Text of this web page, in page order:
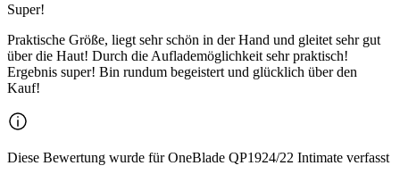
Super!
Praktische Größe, liegt sehr schön in der Hand und gleitet sehr gut
über die Haut! Durch die Auflademöglichkeit sehr praktisch!
Ergebnis super! Bin rundum begeistert und glücklich über den
Kauf!
Diese Bewertung wurde für OneBlade QP1924/22 Intimate verfasst